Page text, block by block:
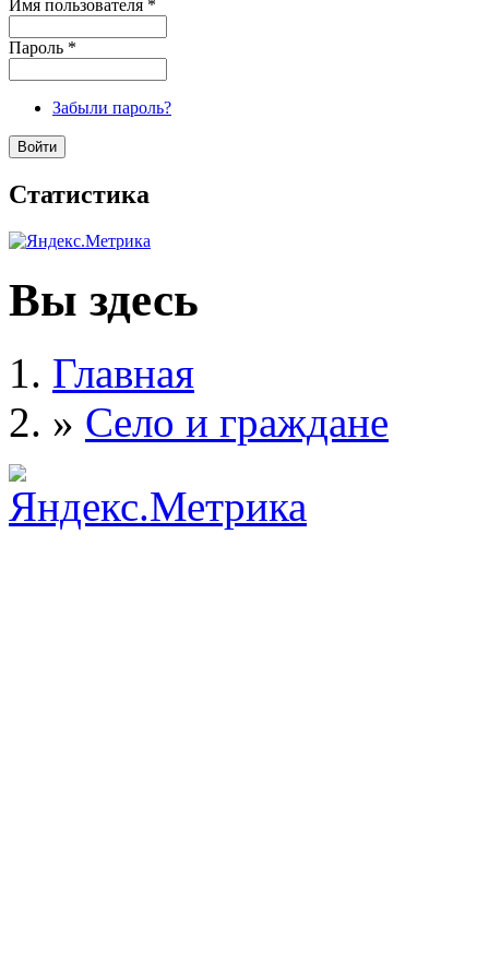
Имя пользователя *
Пароль *
Забыли пароль?
Статистика
Вы здесь
Главная
» Село и граждане